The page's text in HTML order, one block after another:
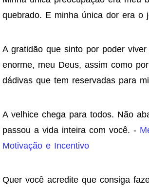
quebrado. E minha única dor era o
A gratidão que sinto por poder
enorme, meu Deus, assim como
dádivas que tem reservadas para
A velhice chega para todos. Não
passou a vida inteira com você. -
Motivação e Incentivo
Quer você acredite que consiga